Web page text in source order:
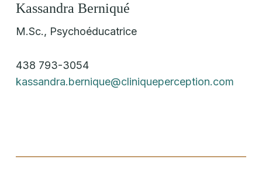
Kassandra Berniqué
M.Sc., Psychoéducatrice
438 793-3054
kassandra.bernique@cliniqueperception.com